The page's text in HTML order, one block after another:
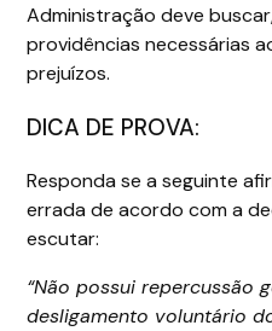
Administração deve
providências necessárias
prejuízos.
DICA DE PROVA:
Responda se a seguinte
errada de acordo com a
escutar:
“Não possui repercussão
desligamento voluntário